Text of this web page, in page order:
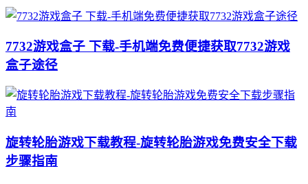
7732游戏盒子 下载-手机端免费便捷获取7732游戏
盒子途径
旋转轮胎游戏下载教程-旋转轮胎游戏免费安全下载
步骤指南